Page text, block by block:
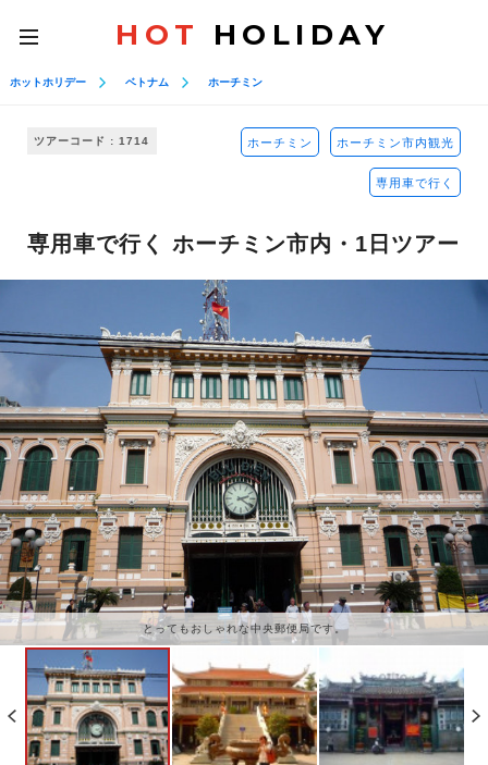
toggle
navigation
HOT HOLIDAY
ホットホリデー ベトナム ホーチミン
ツアーコード : 1714 ホーチミン ホーチミン市内観光
専用車で行く
専用車で行く ホーチミン市内・1日ツアー
とってもおしゃれな中央郵便局です。
南ベトナム一の大きさの永厳寺です。